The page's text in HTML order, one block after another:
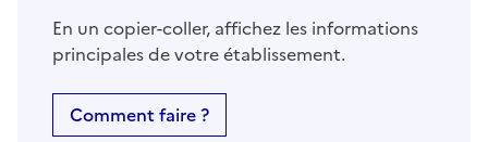
En un copier-coller, affichez les informations
principales de votre établissement.
Comment faire ?